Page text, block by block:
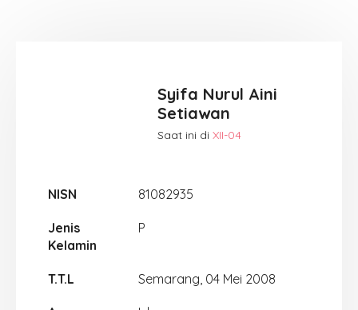
Syifa Nurul Aini
Setiawan
Saat ini diXII-04
NISN 81082935
Jenis
Kelamin
P
T.T.L Semarang, 04 Mei 2008